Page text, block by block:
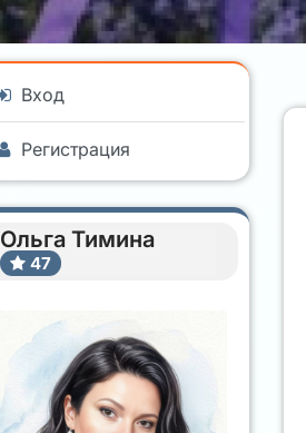
Вход
Регистрация
Ольга Тимина
47